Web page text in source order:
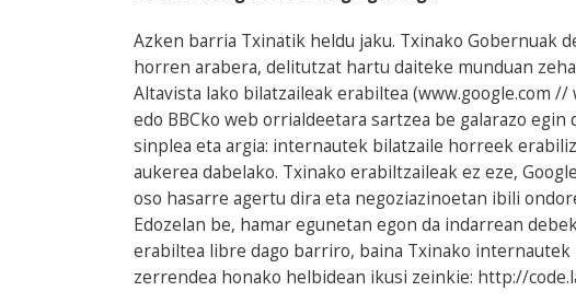
Azken barria Txinatik heldu jaku. Txinako Gobernuak
horren arabera, delitutzat hartu daiteke munduan
Altavista lako bilatzaileak erabiltea (www.google.com //
edo BBCko web orrialdeetara sartzea be galarazo
sinplea eta argia: internautek bilatzaile horreek
aukerea dabelako. Txinako erabiltzaileak ez eze,
oso hasarre agertu dira eta negoziazinoetan ibili
Edozelan be, hamar egunetan egon da indarrean
erabiltea libre dago barriro, baina Txinako
zerrendea honako helbidean ikusi zeinkie: http://